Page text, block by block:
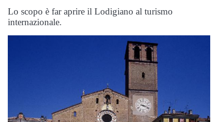
Lo scopo è far aprire il Lodigiano al turismo
internazionale.